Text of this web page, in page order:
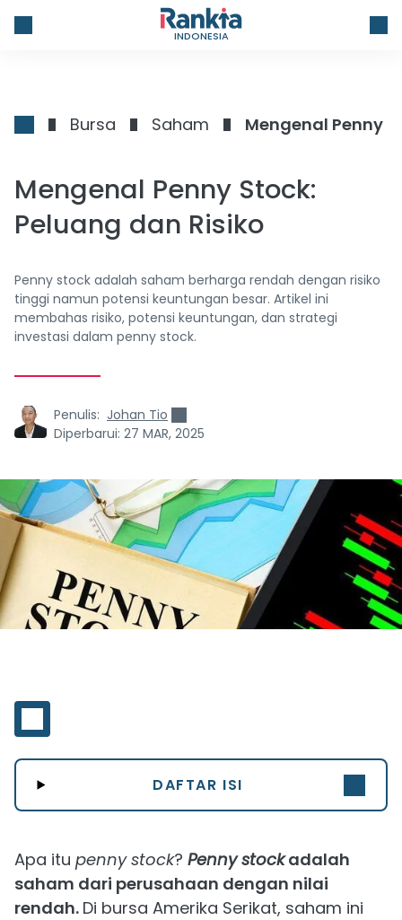
INDONESIA
Bursa Saham Mengenal Penny
Mengenal Penny Stock:
Peluang dan Risiko
Penny stock adalah saham berharga rendah dengan risiko
tinggi namun potensi keuntungan besar. Artikel ini
membahas risiko, potensi keuntungan, dan strategi
investasi dalam penny stock.
Penulis: Johan Tio
Diperbarui: 27 MAR, 2025
DAFTAR ISI
Apa itu penny stock? Penny stockadalah
saham dari perusahaan dengan nilai
rendah. Di bursa Amerika Serikat, saham ini